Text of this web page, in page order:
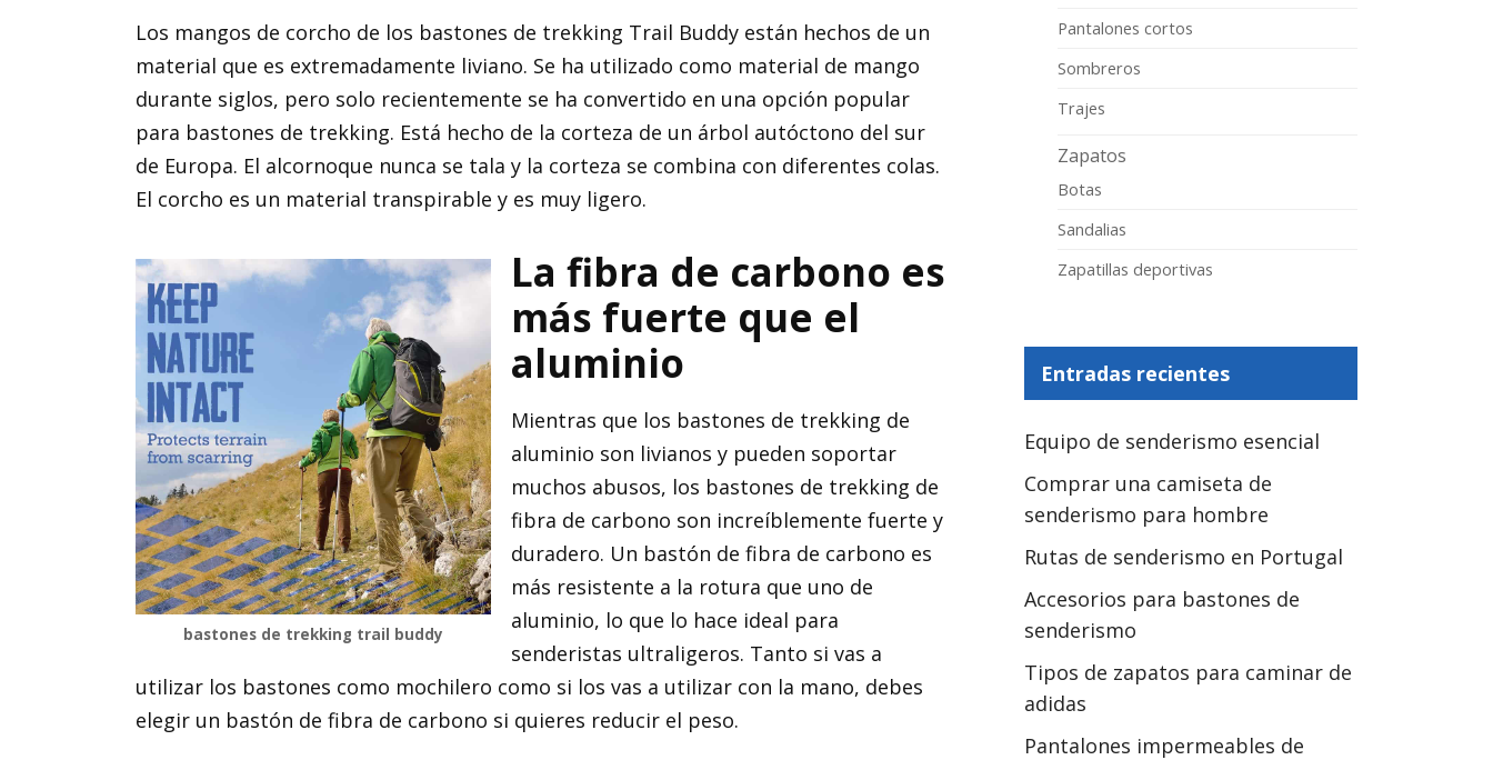
Los mangos de corcho de los bastones de trekking Trail Buddy están hechos de un
material que es extremadamente liviano. Se ha utilizado como material de mango
durante siglos, pero solo recientemente se ha convertido en una opción popular
para bastones de trekking. Está hecho de la corteza de un árbol autóctono del sur
de Europa. El alcornoque nunca se tala y la corteza se combina con diferentes colas.
El corcho es un material transpirable y es muy ligero.
bastones de trekking trail buddy
La fibra de carbono es
más fuerte que el
aluminio
Mientras que los bastones de trekking de
aluminio son livianos y pueden soportar
muchos abusos, los bastones de trekking de
fibra de carbono son increíblemente fuerte y
duradero. Un bastón de fibra de carbono es
más resistente a la rotura que uno de
aluminio, lo que lo hace ideal para
senderistas ultraligeros. Tanto si vas a
utilizar los bastones como mochilero como si los vas a utilizar con la mano, debes
elegir un bastón de fibra de carbono si quieres reducir el peso.
Pantalones cortos
Sombreros
Trajes
Zapatos
Botas
Sandalias
Zapatillas deportivas
Entradas recientes
Equipo de senderismo esencial
Comprar una camiseta de
senderismo para hombre
Rutas de senderismo en Portugal
Accesorios para bastones de
senderismo
Tipos de zapatos para caminar de
adidas
Pantalones impermeables de